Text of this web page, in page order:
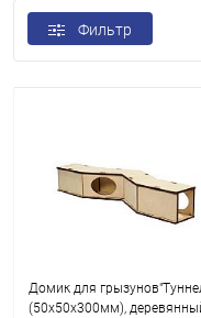
Фильтр
Домик для
(50х50х300мм),